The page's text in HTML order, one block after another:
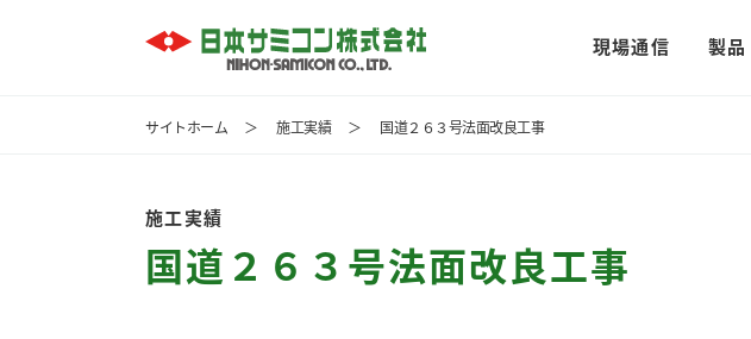
現場通信 製品
サイトホーム ＞ 施工実績 ＞ 国道２６３号法面改良工事
施工実績
国道２６３号法面改良工事